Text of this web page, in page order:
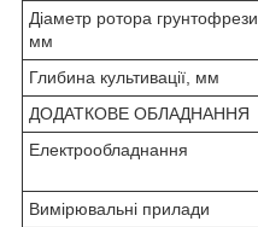
Діаметр ротора грунтофрези,
мм
Глибина культивації, мм
ДОДАТКОВЕ ОБЛАДНАННЯ
Електрообладнання
Вимірювальні прилади